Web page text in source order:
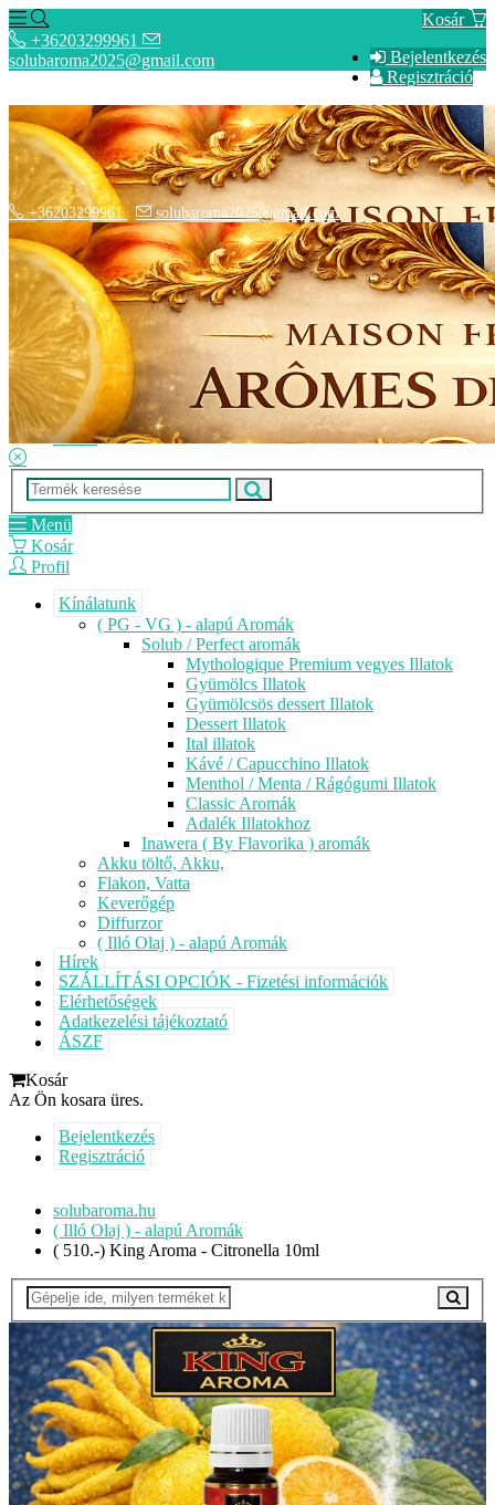
Kosár
Bejelentkezés
Regisztráció
+36203299961
solubaroma2025@gmail.com
Hírek
SZÁLLÍTÁSI OPCIÓK - Fizetési információk
Elérhetőségek
Adatkezelési tájékoztató
ÁSZF
+36203299961 solubaroma2025@gmail.com
Menü
Kosár
Profil
Kínálatunk
( PG - VG ) - alapú Aromák
Solub / Perfect aromák
Mythologique Premium vegyes Illatok
Gyümölcs Illatok
Gyümölcsös dessert Illatok
Dessert Illatok
Ital illatok
Kávé / Capucchino Illatok
Menthol / Menta / Rágógumi Illatok
Classic Aromák
Adalék Illatokhoz
Inawera ( By Flavorika ) aromák
Akku töltő, Akku,
Flakon, Vatta
Keverőgép
Diffurzor
( Illó Olaj ) - alapú Aromák
Hírek
SZÁLLÍTÁSI OPCIÓK - Fizetési információk
Elérhetőségek
Adatkezelési tájékoztató
ÁSZF
Kosár
Az Ön kosara üres.
Bejelentkezés
Regisztráció
solubaroma.hu
( Illó Olaj ) - alapú Aromák
( 510.-) King Aroma - Citronella 10ml